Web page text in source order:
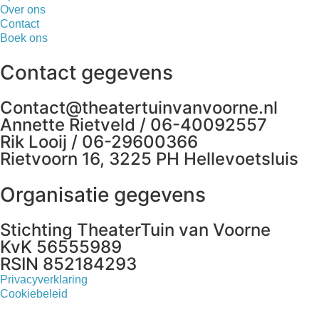
Over ons
Contact
Boek ons
Contact gegevens
Contact@theatertuinvanvoorne.nl
Annette Rietveld / 06-40092557
Rik Looij / 06-29600366
Rietvoorn 16, 3225 PH Hellevoetsluis
Organisatie gegevens
Stichting TheaterTuin van Voorne
KvK 56555989
RSIN 852184293
Privacyverklaring
Cookiebeleid